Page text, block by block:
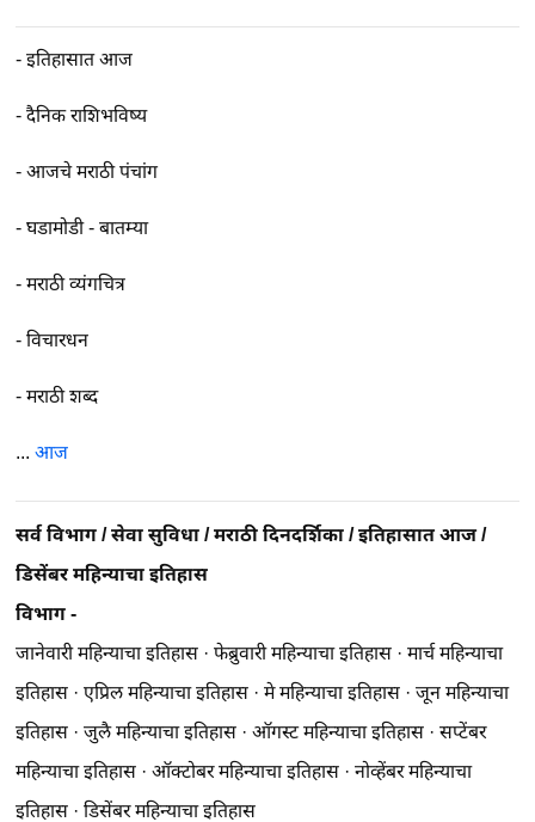
-इतिहासात आज
-दैनिक राशिभविष्य
-आजचे मराठी पंचांग
-घडामोडी - बातम्या
-मराठी व्यंगचित्र
-विचारधन
-मराठी शब्द
...आज
सर्व विभाग /सेवा सुविधा /मराठी दिनदर्शिका /इतिहासात आज/
डिसेंबर महिन्याचा इतिहास
विभाग -
जानेवारी महिन्याचा इतिहास ·फेब्रुवारी महिन्याचा इतिहास ·मार्च महिन्याचा
इतिहास ·एप्रिल महिन्याचा इतिहास ·मे महिन्याचा इतिहास ·जून महिन्याचा
इतिहास ·जुलै महिन्याचा इतिहास ·ऑगस्ट महिन्याचा इतिहास ·सप्टेंबर
महिन्याचा इतिहास ·ऑक्टोबर महिन्याचा इतिहास ·नोव्हेंबर महिन्याचा
इतिहास ·डिसेंबर महिन्याचा इतिहास